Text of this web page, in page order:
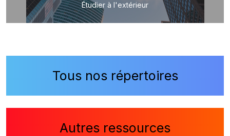
Étudier à l'extérieur
Tous nos répertoires
Autres ressources